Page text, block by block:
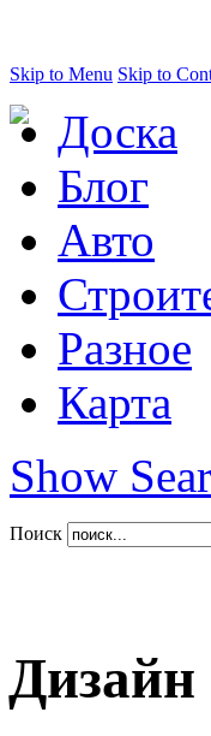
Skip to Menu Skip to
Доска
Блог
Авто
Разное
Карта
Show
Поиск
Дизайн